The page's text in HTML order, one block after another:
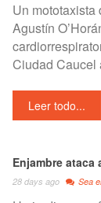
Un mototaxista
Agustín
Ciudad Caucel
Leer todo...
Enjambre ataca
28 days ago Sea